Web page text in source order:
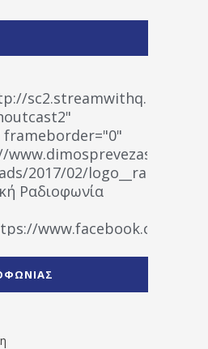
wp-
2017/02/
Ραδιοφωνία
www.facebook.com/
" artist="" ]